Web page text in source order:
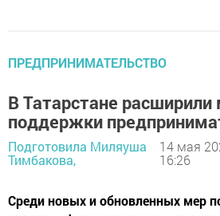
ПРЕДПРИНИМАТЕЛЬСТВО
В Татарстане
поддержки
Подготовила Миляуша
Тимбакова,
14 мая
16:26
Среди новых и обновленных мер